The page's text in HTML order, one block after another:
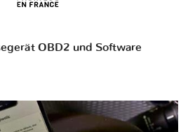
OBD2 und Software